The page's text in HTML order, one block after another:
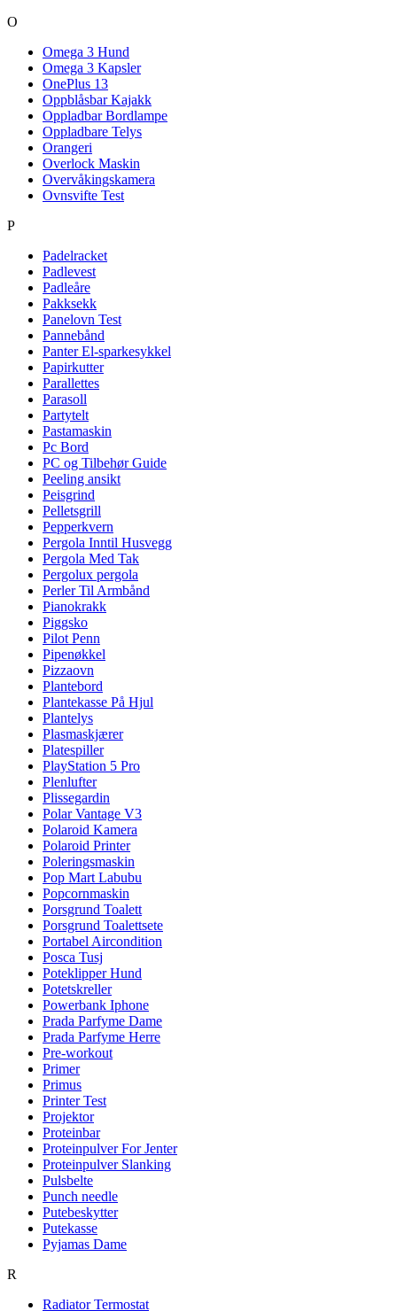
O
Omega 3 Hund
Omega 3 Kapsler
OnePlus 13
Oppblåsbar Kajakk
Oppladbar Bordlampe
Oppladbare Telys
Orangeri
Overlock Maskin
Overvåkingskamera
Ovnsvifte Test
P
Padelracket
Padlevest
Padleåre
Pakksekk
Panelovn Test
Pannebånd
Panter El-sparkesykkel
Papirkutter
Parallettes
Parasoll
Partytelt
Pastamaskin
Pc Bord
PC og Tilbehør Guide
Peeling ansikt
Peisgrind
Pelletsgrill
Pepperkvern
Pergola Inntil Husvegg
Pergola Med Tak
Pergolux pergola
Perler Til Armbånd
Pianokrakk
Piggsko
Pilot Penn
Pipenøkkel
Pizzaovn
Plantebord
Plantekasse På Hjul
Plantelys
Plasmaskjærer
Platespiller
PlayStation 5 Pro
Plenlufter
Plissegardin
Polar Vantage V3
Polaroid Kamera
Polaroid Printer
Poleringsmaskin
Pop Mart Labubu
Popcornmaskin
Porsgrund Toalett
Porsgrund Toalettsete
Portabel Aircondition
Posca Tusj
Poteklipper Hund
Potetskreller
Powerbank Iphone
Prada Parfyme Dame
Prada Parfyme Herre
Pre-workout
Primer
Primus
Printer Test
Projektor
Proteinbar
Proteinpulver For Jenter
Proteinpulver Slanking
Pulsbelte
Punch needle
Putebeskytter
Putekasse
Pyjamas Dame
R
Radiator Termostat